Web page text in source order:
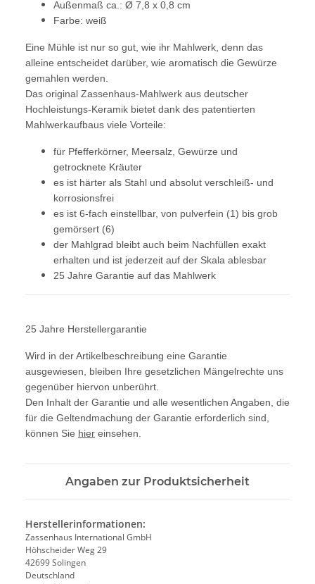
Außenmaß ca.: Ø 7,8 x 0,8 cm
Farbe: weiß
Eine Mühle ist nur so gut, wie ihr Mahlwerk, denn das
alleine entscheidet darüber, wie aromatisch die Gewürze
gemahlen werden.
Das original Zassenhaus-Mahlwerk aus deutscher
Hochleistungs-Keramik bietet dank des patentierten
Mahlwerkaufbaus viele Vorteile:
für Pfefferkörner, Meersalz, Gewürze und
getrocknete Kräuter
es ist härter als Stahl und absolut verschleiß- und
korrosionsfrei
es ist 6-fach einstellbar, von pulverfein (1) bis grob
gemörsert (6)
der Mahlgrad bleibt auch beim Nachfüllen exakt
erhalten und ist jederzeit auf der Skala ablesbar
25 Jahre Garantie auf das Mahlwerk
25 Jahre Herstellergarantie
Wird in der Artikelbeschreibung eine Garantie
ausgewiesen, bleiben Ihre gesetzlichen Mängelrechte uns
gegenüber hiervon unberührt.
Den Inhalt der Garantie und alle wesentlichen Angaben, die
für die Geltendmachung der Garantie erforderlich sind,
können Sie hier einsehen.
Angaben zur Produktsicherheit
Herstellerinformationen:
Zassenhaus International GmbH
Höhscheider Weg 29
42699 Solingen
Deutschland